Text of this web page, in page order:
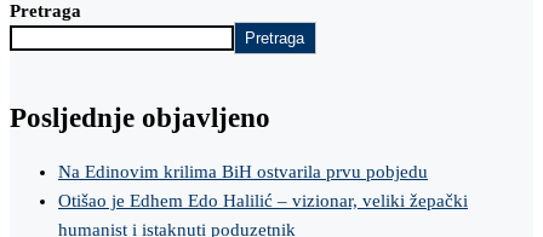
Pretraga
Pretraga
Posljednje objavljeno
Na Edinovim krilima BiH ostvarila prvu pobjedu
Otišao je Edhem Edo Halilić – vizionar, veliki žepački
humanist i istaknuti poduzetnik